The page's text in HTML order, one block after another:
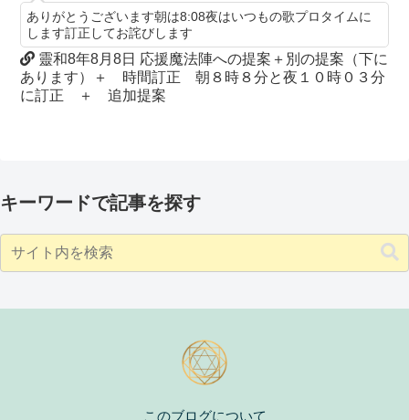
ありがとうございます朝は8:08夜はいつもの歌プロタイムに
します訂正してお詫びします
靈和8年8月8日 応援魔法陣への提案＋別の提案（下に
あります）＋ 時間訂正 朝８時８分と夜１０時０３分
に訂正 ＋ 追加提案
キーワードで記事を探す
このブログについて